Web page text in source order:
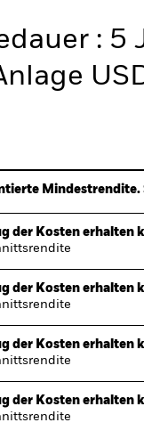
: 5
der Kosten erhalten
der Kosten erhalten
der Kosten erhalten
der Kosten erhalten